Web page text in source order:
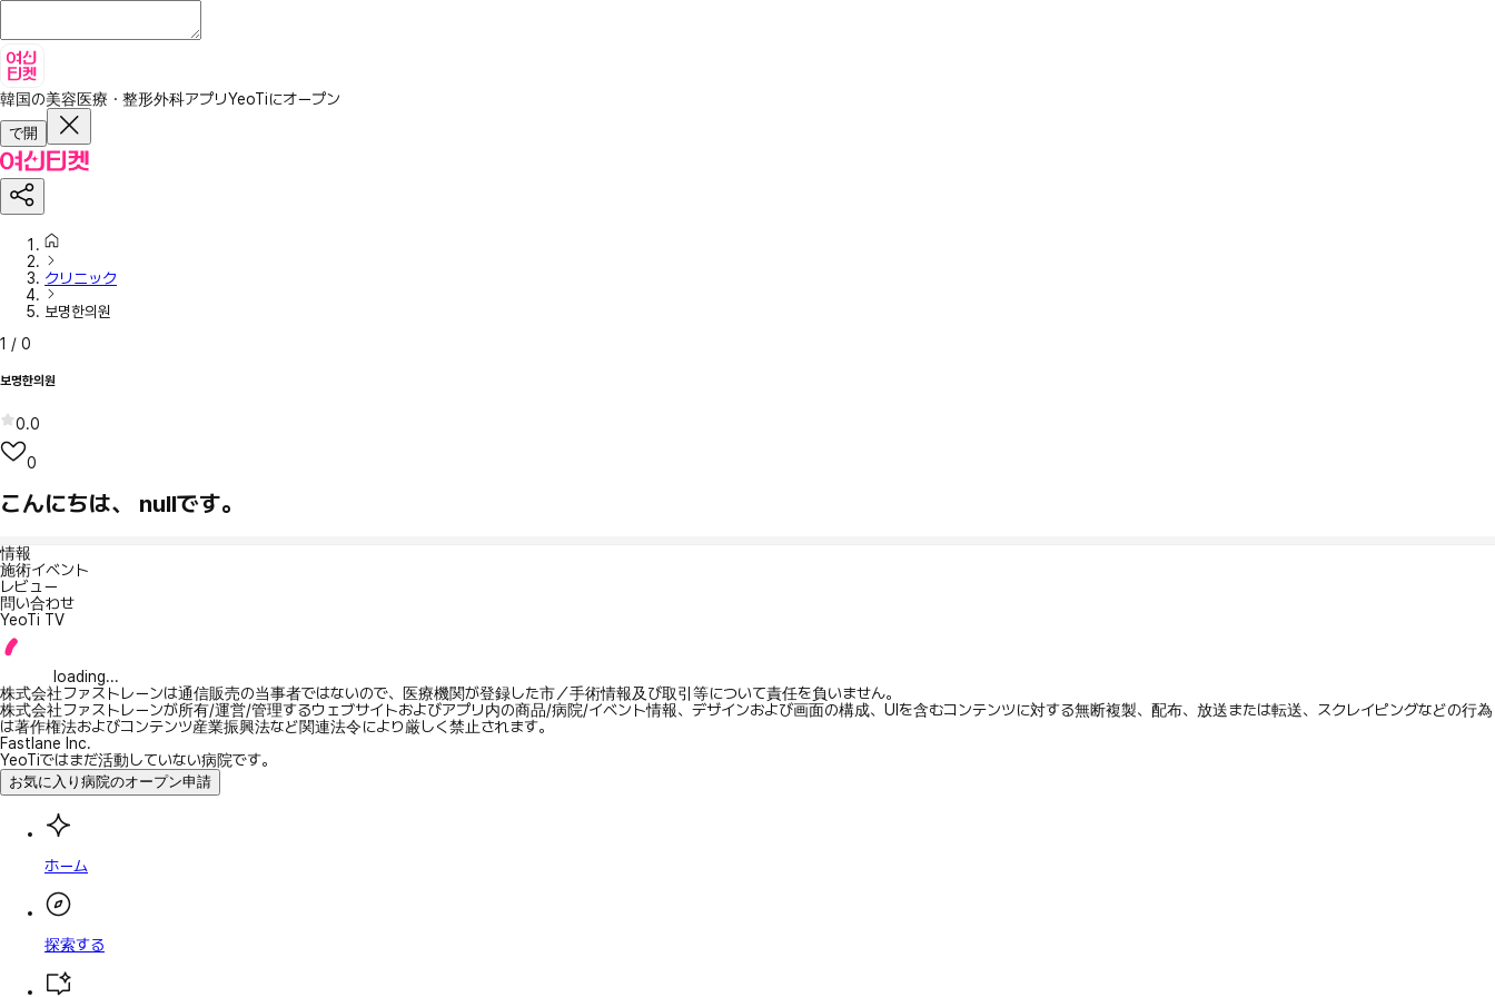
韓国の美容医療・整形外科アプリYeoTiにオープン
で開
クリニック
보명한의원
1 / 0
보명한의원
0.0
0
こんにちは、 nullです。
情報
施術イベント
レビュー
問い合わせ
YeoTi TV
loading...
株式会社ファストレーンは通信販売の当事者ではないので、医療機関が登録した市／手術情報及び取引等について責任を負いません。
株式会社ファストレーンが所有/運営/管理するウェブサイトおよびアプリ内の商品/病院/イベント情報、デザインおよび画面の構成、UIを含むコンテンツに対する無断複製、配布、放送または転送、スクレイピングなどの行為
は著作権法およびコンテンツ産業振興法など関連法令により厳しく禁止されます。
Fastlane Inc.
YeoTiではまだ活動していない病院です。
お気に入り病院のオープン申請
ホーム
探索する